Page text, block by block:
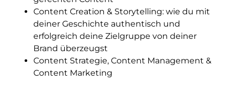
Content Creation & Storytelling: wie du mit
deiner Geschichte authentisch und
erfolgreich deine Zielgruppe von deiner
Brand überzeugst
Content Strategie, Content Management &
Content Marketing